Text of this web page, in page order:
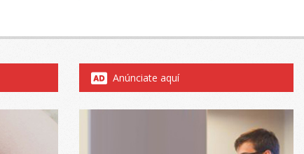
Anúnciate aquí